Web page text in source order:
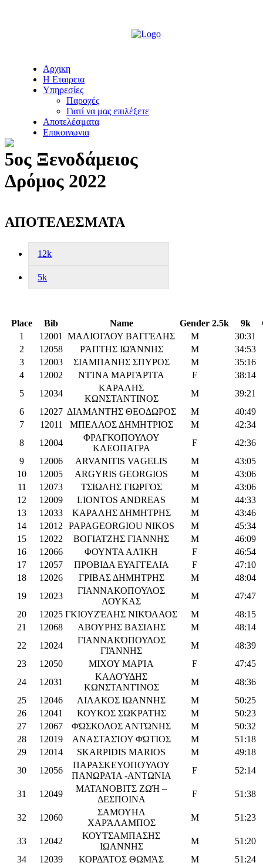
Αρχικη
Η Εταιρεια
Υπηρεσίες
Παροχές
Γιατί να μας επιλέξετε
Αποτελέσματα
Επικοινωνια
5ος Ξενοδάμειος
Δρόμος 2022
ΑΠΟΤΕΛΕΣΜΑΤΑ
12k
5k
Place Bib Name Gender 2.5k 9k
1
12001 ΜΑΛΙΟΓΛΟΥ ΒΑΓΓΕΛΗΣ M
30:31
2
12058 ΡΆΠΤΗΣ ΙΩΆΝΝΗΣ M
34:53
3
12003 ΣΙΑΜΠΑΝΗΣ ΣΠΥΡΟΣ M
35:16
4
12002 ΝΤΊΝΑ ΜΑΡΓΑΡΊΤΑ F
38:14
5
12034
ΚΑΡΑΛΗΣ
ΚΩΝΣΤΑΝΤΙΝΟΣ
M
39:21
6
12027 ΔΙΑΜΑΝΤΗΣ ΘΕΟΔΩΡΟΣ M
40:49
7
12011 MΠΕΛΛΟΣ ΔΗΜΗΤΡΙΟΣ M
42:34
8
12004
ΦΡΑΓΚΟΠΟΥΛΟΥ
ΚΛΕΟΠΑΤΡΑ
F
42:36
9
12006 ARVANITIS VAGELIS M
43:05
10
12005 ARGYRIS GEORGIOS M
43:06
11
12073 ΤΣΙΩΛΗΣ ΓΙΩΡΓΟΣ M
43:06
12
12009 LIONTOS ANDREAS M
44:33
13
12033 ΚΑΡΑΛΗΣ ΔΗΜΗΤΡΗΣ M
43:46
14
12012 PAPAGEORGIOU NIKOS M
45:34
15
12022 ΒΟΓΙΑΤΖΗΣ ΓΙΑΝΝΗΣ M
46:09
16
12066 ΦΟΥΝΤΑ ΑΛΊΚΗ F
46:54
17
12057 ΠΡΟΒΙΔΑ ΕΥΑΓΓΕΛΙΑ F
47:10
18
12026 ΓΡΙΒΑΣ ΔΗΜΗΤΡΗΣ M
48:04
19
12023
ΓΙΑΝΝΑΚΟΠΟΥΛΟΣ
ΛΟΥΚΑΣ
M
47:47
20
12025 ΓΚΙΟΥΖΈΛΗΣ ΝΙΚΌΛΑΟΣ M
48:15
21
12068 ΑΒΟΥΡΗΣ ΒΑΣΙΛΗΣ M
48:14
22
12024
ΓΙΑΝΝΑΚΌΠΟΥΛΟΣ
ΓΙΆΝΝΗΣ
M
48:39
23
12050 ΜΙΧΟΥ ΜΑΡΊΑ F
47:45
24
12031
ΚΑΛΟΎΔΗΣ
ΚΩΝΣΤΑΝΤΊΝΟΣ
M
48:36
25
12046 ΛΙΛΑΚΟΣ ΙΩΑΝΝΗΣ M
50:25
26
12041 ΚΟΥΚΟΣ ΣΩΚΡΑΤΗΣ M
50:23
27
12067 ΦΏΣΚΟΛΟΣ ΑΝΤΏΝΗΣ M
50:32
28
12019 ΑΝΑΣΤΑΣΊΟΥ ΦΏΤΙΟΣ M
51:18
29
12014 SKARPIDIS MARIOS M
49:18
30
12056
ΠΑΡΑΣΚΕΥΟΠΟΎΛΟΥ
ΠΑΝΩΡΑΊΑ -ΑΝΤΩΝΙΑ
F 52:14
31 12049
ΜΑΤΑΝΟΒΙΤΣ ΖΩΉ –
ΔΕΣΠΟΙΝΑ
F 51:38
32 12060
ΣΑΜΟΥΗΛ
ΧΑΡΆΛΑΜΠΟΣ
M 51:23
33 12042
ΚΟΥΤΣΑΜΠΑΣΗΣ
ΙΩΑΝΝΗΣ
M
51:20
34
12039 ΚΟΡΔΆΤΟΣ ΘΩΜΆΣ M
51:24